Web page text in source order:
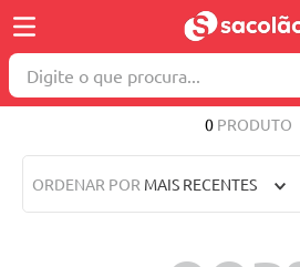
Digite o que procura...
0 PRODUTO
ORDENAR POR MAIS RECENTES
1º